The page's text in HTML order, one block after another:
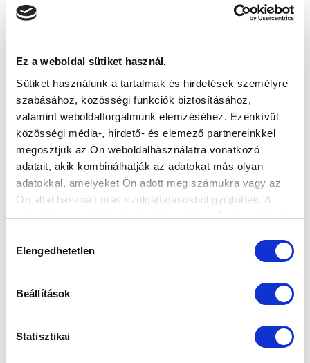
Ez a weboldal sütiket használ.
Sütiket használunk a tartalmak és hirdetések személyre
szabásához, közösségi funkciók biztosításához,
valamint weboldalforgalmunk elemzéséhez. Ezenkívül
közösségi média-, hirdető- és elemező partnereinkkel
megosztjuk az Ön weboldalhasználatra vonatkozó
adatait, akik kombinálhatják az adatokat más olyan
adatokkal, amelyeket Ön adott meg számukra vagy az
Ön által használt más szolgáltatásokból gyűjtöttek. A
weboldalon való böngészés folytatásával Ön hozzájárul a
kiválasztása
Elengedhetetlen
Beállítások
Statisztikai
DOMINÁLNI SZERETNÉNK” (VIDEÓ)
2024-10-28 12:39:26
U14-es csapatunk vezetőedzőjével, Serfőző Milánnal
beszélgettünk a nyári változásokról, a nemzetközi
kupák jelentőségérő...